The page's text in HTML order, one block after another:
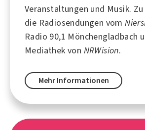
Veranstaltungen und Musik.
die Radiosendungen vom
Radio 90,1 Mönchengladbach
Mediathek von NRWision.
Mehr Informationen